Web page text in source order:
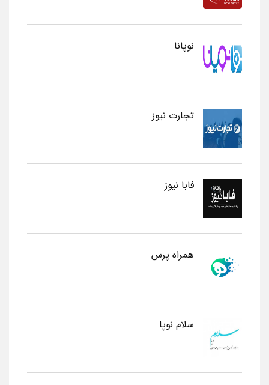
نوپانا
تجارت نیوز
فابا نیوز
همراه پرس
سلام نوپا